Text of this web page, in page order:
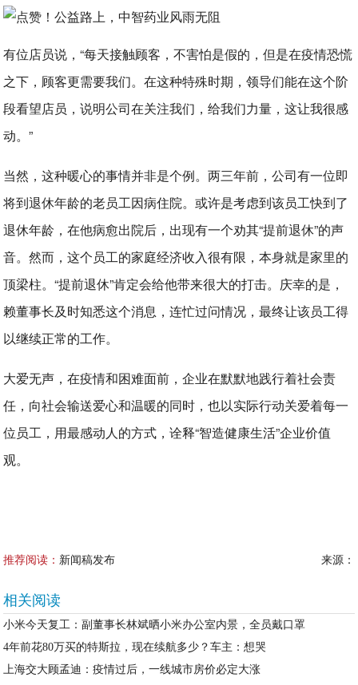
有位店员说，“每天接触顾客，不害怕是假的，但是在疫情恐慌
之下，顾客更需要我们。在这种特殊时期，领导们能在这个阶
段看望店员，说明公司在关注我们，给我们力量，这让我很感
动。”
当然，这种暖心的事情并非是个例。两三年前，公司有一位即
将到退休年龄的老员工因病住院。或许是考虑到该员工快到了
退休年龄，在他病愈出院后，出现有一个劝其“提前退休”的声
音。然而，这个员工的家庭经济收入很有限，本身就是家里的
顶梁柱。“提前退休”肯定会给他带来很大的打击。庆幸的是，
赖董事长及时知悉这个消息，连忙过问情况，最终让该员工得
以继续正常的工作。
大爱无声，在疫情和困难面前，企业在默默地践行着社会责
任，向社会输送爱心和温暖的同时，也以实际行动关爱着每一
位员工，用最感动人的方式，诠释“智造健康生活”企业价值
观。
推荐阅读： 新闻稿发布 来源：
相关阅读
小米今天复工：副董事长林斌晒小米办公室内景，全员戴口罩
4年前花80万买的特斯拉，现在续航多少？车主：想哭
上海交大顾孟迪：疫情过后，一线城市房价必定大涨